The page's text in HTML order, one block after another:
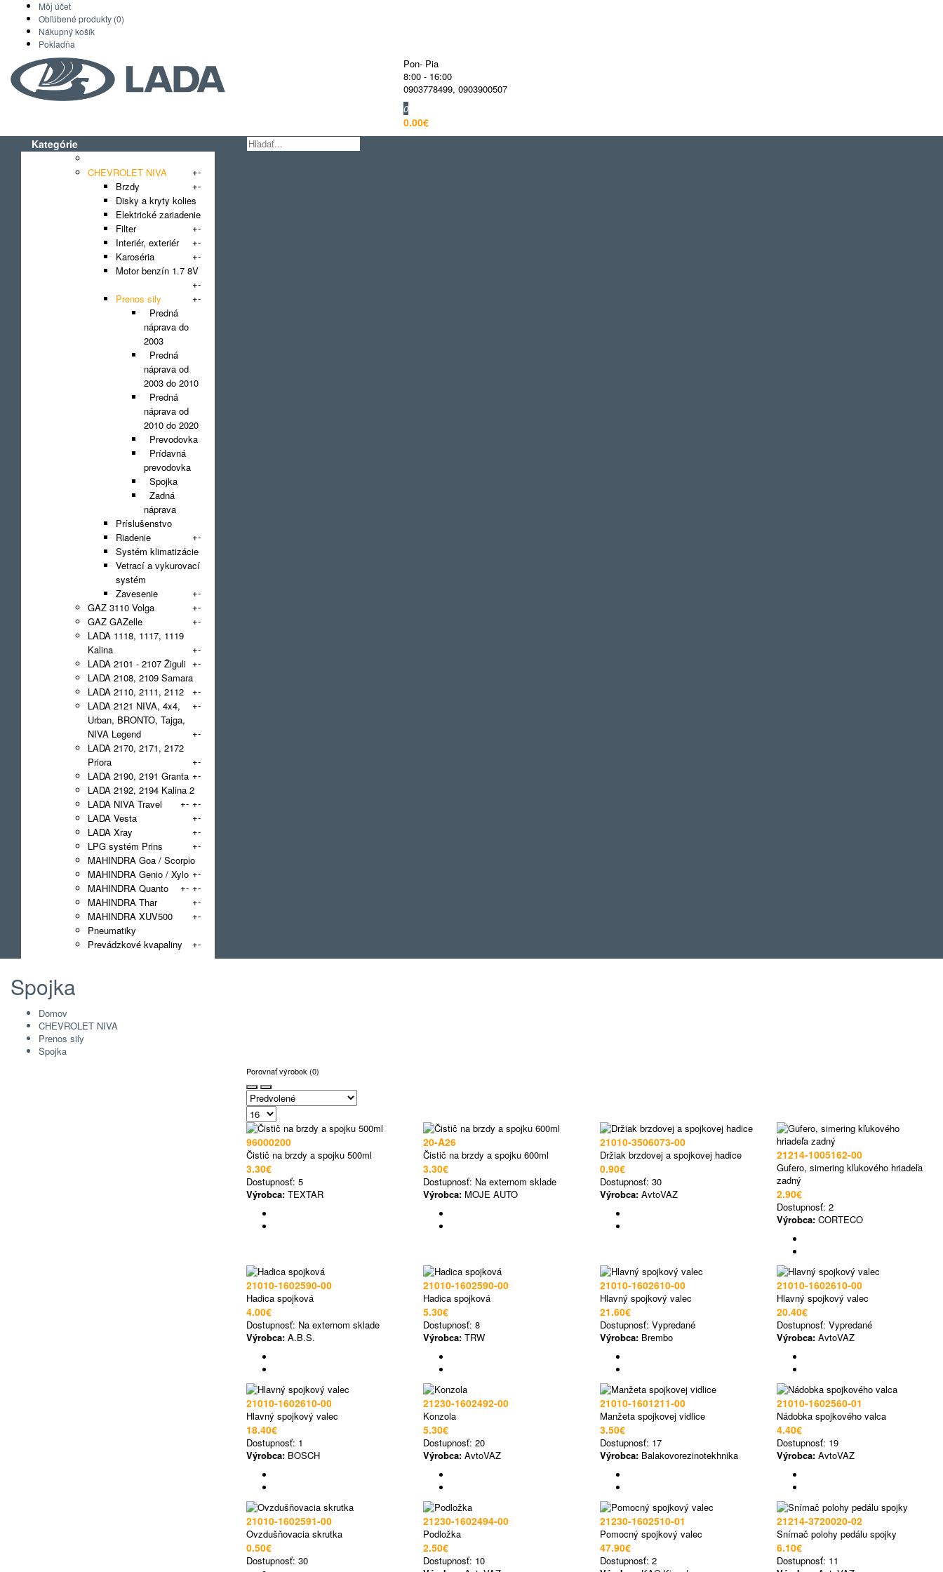
Môj účet
Obľúbené produkty (0)
Nákupný košík
Pokladňa
Pon- Pia
8:00 - 16:00
0903778499, 0903900507
0
0.00€
Kategórie
CHEVROLET NIVA
+-
Brzdy
+-
Disky a kryty kolies
Elektrické zariadenie
+-
Filter
Interiér, exteriér
+-
Karoséria
+-
Motor benzín 1.7 8V
+-
Prenos sily
+-
Predná
náprava do
2003
Predná
náprava od
2003 do 2010
Predná
náprava od
2010 do 2020
Prevodovka
Prídavná
prevodovka
Spojka
Zadná
náprava
Príslušenstvo
Riadenie
+-
Systém klimatizácie
Vetrací a vykurovací
systém
Zavesenie
+-
GAZ 3110 Volga
+-
GAZ GAZelle
+-
LADA 1118, 1117, 1119
Kalina
+-
LADA 2101 - 2107 Žiguli +-
LADA 2108, 2109 Samara
+-
LADA 2110, 2111, 2112
+-
LADA 2121 NIVA, 4x4,
Urban, BRONTO, Tajga,
NIVA Legend
+-
LADA 2170, 2171, 2172
Priora
+-
LADA 2190, 2191 Granta +-
LADA 2192, 2194 Kalina 2
+-
LADA NIVA Travel +-
LADA Vesta
+-
LADA Xray
+-
LPG systém Prins
+-
MAHINDRA Goa / Scorpio
+-
MAHINDRA Genio / Xylo
+-
MAHINDRA Quanto +-
MAHINDRA Thar
+-
MAHINDRA XUV500
+-
Pneumatiky
Prevádzkové kvapaliny
+-
Spojka
Domov
CHEVROLET NIVA
Prenos sily
Spojka
Porovnať výrobok (0)
96000200
Čistič na brzdy a spojku 500ml
3.30€
Dostupnosť: 5
Výrobca: TEXTAR
20-A26
Čistič na brzdy a spojku 600ml
3.30€
Dostupnosť: Na externom sklade
Výrobca: MOJE AUTO
21010-3506073-00
Držiak brzdovej a spojkovej hadice
0.90€
Dostupnosť: 30
Výrobca: AvtoVAZ
21214-1005162-00
Gufero, simering kľukového hriadeľa
zadný
2.90€
Dostupnosť: 2
Výrobca: CORTECO
21010-1602590-00
Hadica spojková
4.00€
Dostupnosť: Na externom sklade
Výrobca: A.B.S.
21010-1602590-00
Hadica spojková
5.30€
Dostupnosť: 8
Výrobca: TRW
21010-1602610-00
Hlavný spojkový valec
21.60€
Dostupnosť: Vypredané
Výrobca: Brembo
21010-1602610-00
Hlavný spojkový valec
20.40€
Dostupnosť: Vypredané
Výrobca: AvtoVAZ
21010-1602610-00
Hlavný spojkový valec
18.40€
Dostupnosť: 1
Výrobca: BOSCH
21230-1602492-00
Konzola
5.30€
Dostupnosť: 20
Výrobca: AvtoVAZ
21010-1601211-00
Manžeta spojkovej vidlice
3.50€
Dostupnosť: 17
Výrobca: Balakovorezinotekhnika
21010-1602560-01
Nádobka spojkového valca
4.40€
Dostupnosť: 19
Výrobca: AvtoVAZ
21010-1602591-00
Ovzdušňovacia skrutka
0.50€
Dostupnosť: 30
21230-1602494-00
Podložka
2.50€
Dostupnosť: 10
21230-1602510-01
Pomocný spojkový valec
47.90€
Dostupnosť: 2
21214-3720020-02
Snímač polohy pedálu spojky
6.10€
Dostupnosť: 11